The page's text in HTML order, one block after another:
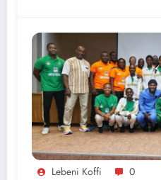
Lebeni Koffi 0